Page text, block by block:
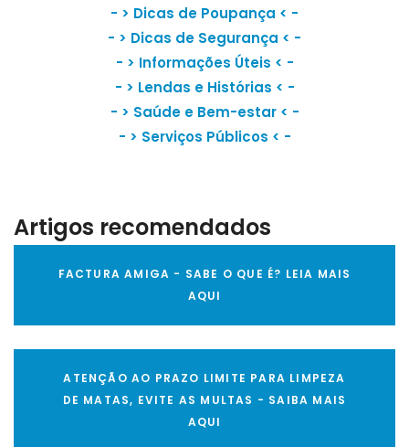
- > Dicas de Poupança < -
- > Dicas de Segurança < -
- > Informações Úteis < -
- > Lendas e Histórias < -
- > Saúde e Bem-estar< -
- > Serviços Públicos < -
Artigos recomendados
FACTURA AMIGA - SABE O QUE É? LEIA MAIS
AQUI
ATENÇÃO AO PRAZO LIMITE PARA LIMPEZA
DE MATAS, EVITE AS MULTAS - SAIBA MAIS
AQUI